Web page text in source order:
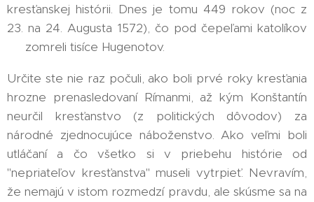
kresťanskej histórii. Dnes je tomu 449 rokov (noc z
23. na 24. Augusta 1572), čo pod čepeľami katolíkov
⚔️ zomreli tisíce Hugenotov.
Určite ste nie raz počuli, ako boli prvé roky kresťania
hrozne prenasledovaní Rímanmi, až kým Konštantín
neurčil kresťanstvo (z politických dôvodov) za
národné zjednocujúce náboženstvo. Ako veľmi boli
utláčaní a čo všetko si v priebehu histórie od
"nepriateľov kresťanstva" museli vytrpieť. Nevravím,
že nemajú v istom rozmedzí pravdu, ale skúsme sa na